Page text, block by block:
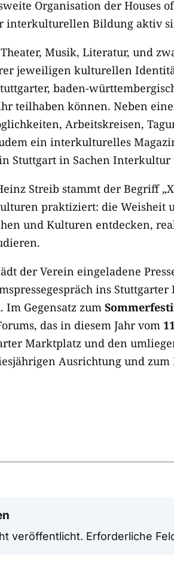
Organisation der Houses
interkulturellen Bildung aktiv
Musik, Literatur, und
jeweiligen kulturellen
baden-
teilhaben können. Neben
Arbeitskreisen,
ein interkulturelles
Stuttgart in Sachen Interkultur
Streib stammt der Begriff
praktiziert: die Weisheit
und Kulturen entdecken,
der Verein eingeladene
ins Stuttgarter
Gegensatz zum
das in diesem Jahr vom
Marktplatz und den
Ausrichtung und
veröffentlicht. Erforderliche